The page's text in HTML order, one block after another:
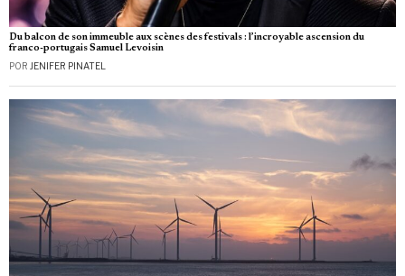
Du balcon de son immeuble aux scènes des festivals : l’incroyable ascension du
franco-portugais Samuel Levoisin
POR JENIFER PINATEL